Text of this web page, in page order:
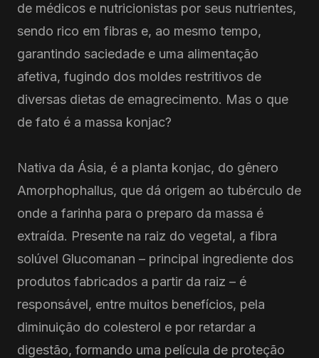
de médicos e nutricionistas por seus nutrientes,
sendo rico em fibras e, ao mesmo tempo,
garantindo saciedade e uma alimentação
afetiva, fugindo dos moldes restritivos de
diversas dietas de emagrecimento. Mas o que
de fato é a massa konjac?
Nativa da Ásia, é a planta konjac, do gênero
Amorphophallus, que dá origem ao tubérculo de
onde a farinha para o preparo da massa é
extraída. Presente na raiz do vegetal, a fibra
solúvel Glucomanan – principal ingrediente dos
produtos fabricados a partir da raiz – é
responsável, entre muitos benefícios, pela
diminuição do colesterol e por retardar a
digestão, formando uma película de proteção